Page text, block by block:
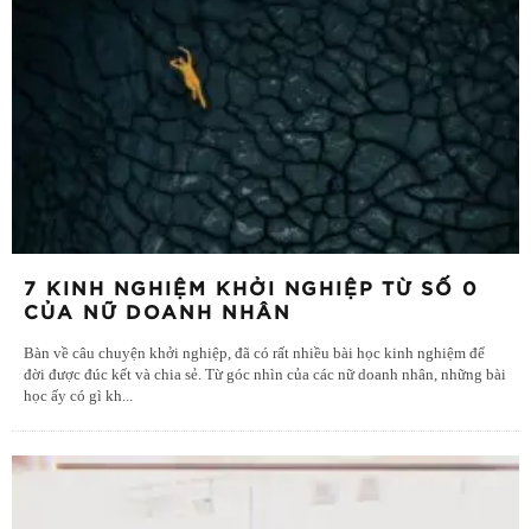
7 KINH NGHIỆM KHỞI NGHIỆP TỪ SỐ 0
CỦA NỮ DOANH NHÂN
Bàn về câu chuyện khởi nghiệp, đã có rất nhiều bài học kinh nghiệm để
đời được đúc kết và chia sẻ. Từ góc nhìn của các nữ doanh nhân, những bài
học ấy có gì kh